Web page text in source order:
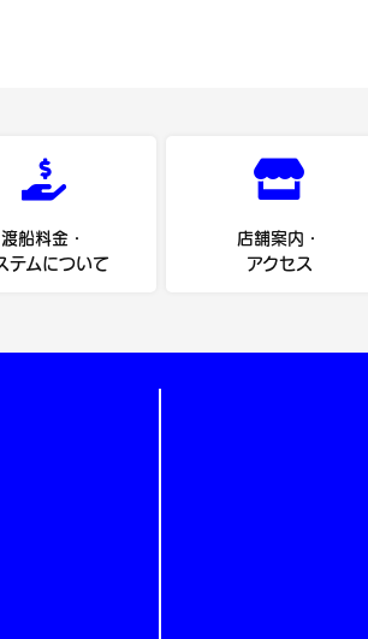
渡船料金・
テムについて
店舗案内・
アクセス